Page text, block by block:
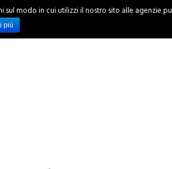
INCHIESTE
modo in cui utilizzi il nostro sito alle agenzie
più